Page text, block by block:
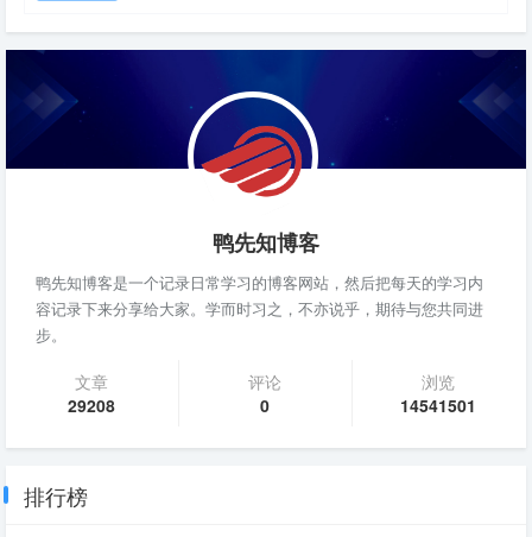
鸭先知博客
鸭先知博客是一个记录日常学习的博客网站，然后把每天的学习内
容记录下来分享给大家。学而时习之，不亦说乎，期待与您共同进
步。
文章
29208
评论
0
浏览
14541501
排行榜